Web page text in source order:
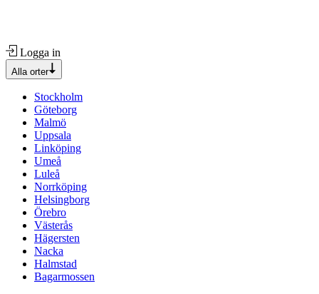
Logga in
Alla orter
Stockholm
Göteborg
Malmö
Uppsala
Linköping
Umeå
Luleå
Norrköping
Helsingborg
Örebro
Västerås
Hägersten
Nacka
Halmstad
Bagarmossen